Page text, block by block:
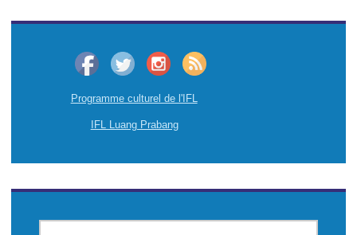
Programme culturel de l'IFL
IFL Luang Prabang